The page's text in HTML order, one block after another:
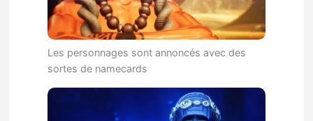
Les personnages sont annoncés avec des
sortes de namecards